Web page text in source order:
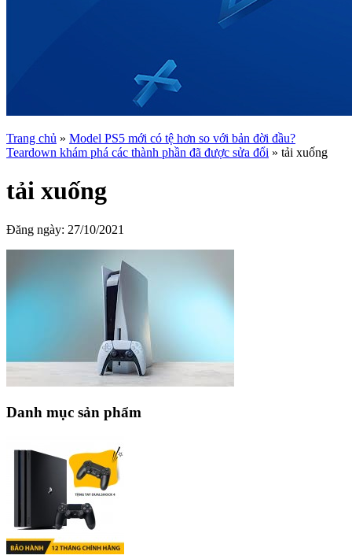
Trang chủ » Model PS5 mới có tệ hơn so với bản đời đầu?
Teardown khám phá các thành phần đã được sửa đổi » tải xuống
tải xuống
Đăng ngày: 27/10/2021
Danh mục sản phẩm